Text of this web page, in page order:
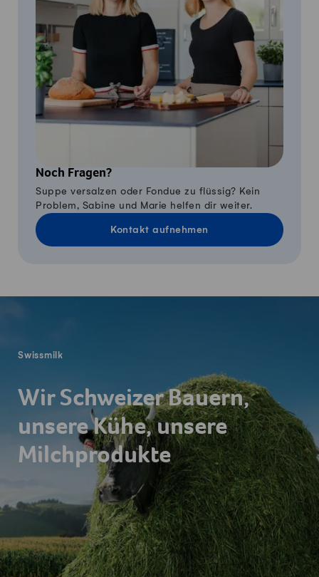
Noch Fragen?
Suppe versalzen oder Fondue zu flüssig? Kein
Problem, Sabine und Marie helfen dir weiter.
Kontakt aufnehmen
Swissmilk
Wir Schweizer Bauern,
unsere Kühe, unsere
Milchprodukte